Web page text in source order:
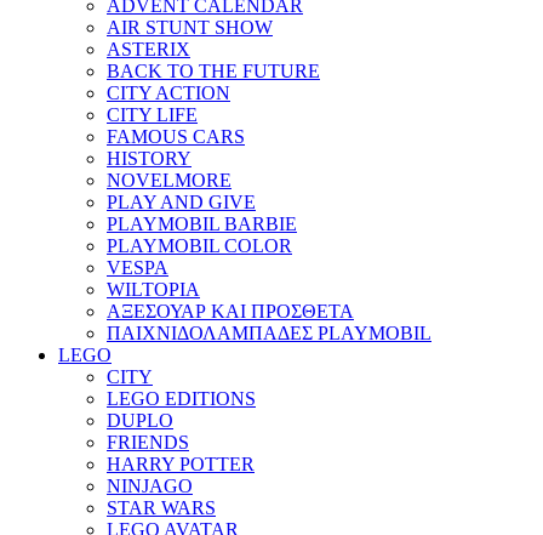
ADVENT CALENDAR
AIR STUNT SHOW
ASTERIX
BACK TO THE FUTURE
CITY ACTION
CITY LIFE
FAMOUS CARS
HISTORY
NOVELMORE
PLAY AND GIVE
PLAYMOBIL BARBIE
PLAYMOBIL COLOR
VESPA
WILTOPIA
ΑΞΕΣΟΥΑΡ ΚΑΙ ΠΡΟΣΘΕΤΑ
ΠΑΙΧΝΙΔΟΛΑΜΠΑΔΕΣ PLAYMOBIL
LEGO
CITY
LEGO EDITIONS
DUPLO
FRIENDS
HARRY POTTER
NINJAGO
STAR WARS
LEGO AVATAR